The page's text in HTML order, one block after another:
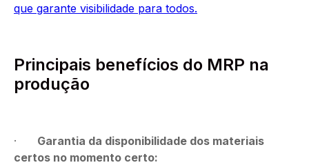
que garante visibilidade para todos.
Principais benefícios do MRP na
produção
· Garantia da disponibilidade dos materiais
certos no momento certo: